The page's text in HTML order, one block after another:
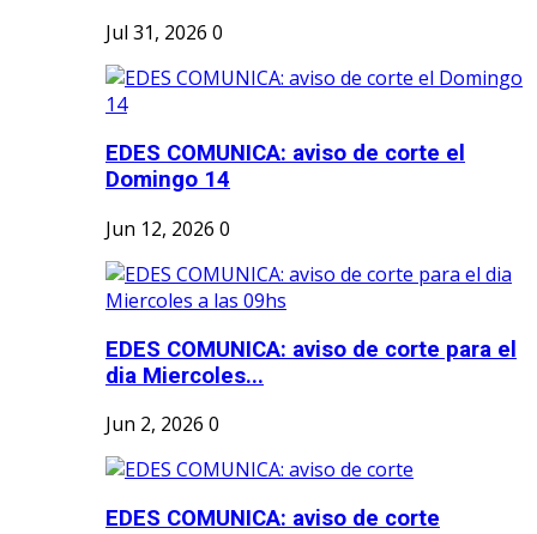
Jul 31, 2026 0
EDES COMUNICA: aviso de corte el
Domingo 14
Jun 12, 2026 0
EDES COMUNICA: aviso de corte para el
dia Miercoles...
Jun 2, 2026 0
EDES COMUNICA: aviso de corte